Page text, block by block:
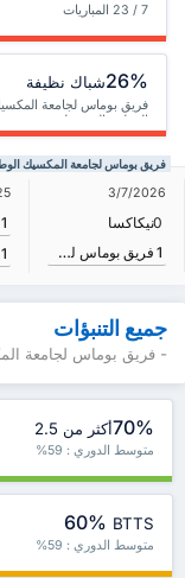
7 / 23 المباريات
26%شباك نظيفة
فريق بوماس لجامعة
الوطنية المستقلة
فريق بوماس لجامعة المكسيك
3/7/2026
نيكاكسا0
فريق بوماس لجامعة المكسيك الوطنية المستقلة
1
1
1
جميع التنبؤات
- فريق بوماس لجامعة
70%أكثر من 2.5
متوسط الدوري : 59%
60% BTTS
متوسط الدوري : 59%